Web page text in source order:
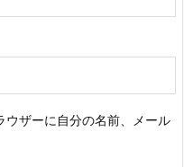
ウザーに自分の名前、メール